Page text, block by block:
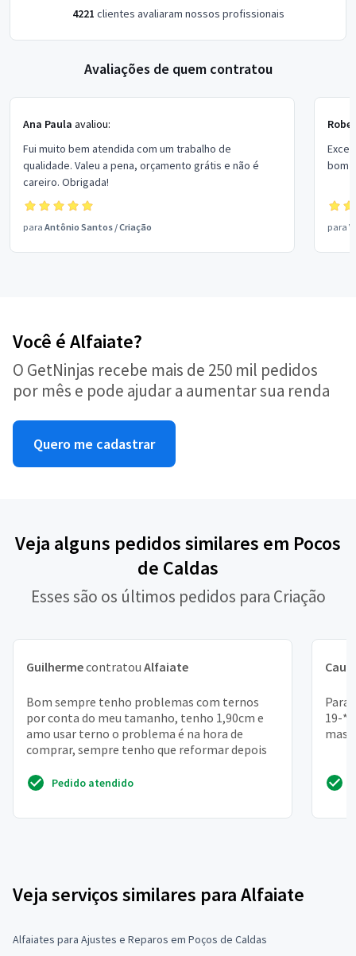
4221 clientes avaliaram nossos profissionais
Avaliações de quem contratou
Ana Paula avaliou:
Fui muito bem atendida com um trabalho de
qualidade. Valeu a pena, orçamento grátis e não é
careiro. Obrigada!
para Antônio Santos /Criação
bom
para
Você é Alfaiate?
O GetNinjas recebe mais de 250 mil pedidos
por mês e pode ajudar a aumentar sua renda
Quero me cadastrar
Veja alguns pedidos similares em Pocos
de Caldas
Esses são os últimos pedidos para Criação
Guilhermecontratou Alfaiate
Bom sempre tenho problemas com ternos
por conta do meu tamanho, tenho 1,90cm e
amo usar terno o problema é na hora de
comprar, sempre tenho que reformar depois
Pedido atendido
Cauã
Para
19-
Veja serviços similares para Alfaiate
Alfaiates para Ajustes e Reparos em Poços de Caldas